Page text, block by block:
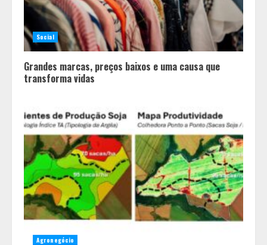
Social
Grandes marcas, preços baixos e uma causa que
transforma vidas
Agronegócio